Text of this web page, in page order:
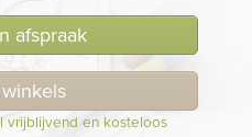
afspraak
vrijblijvend en kosteloos